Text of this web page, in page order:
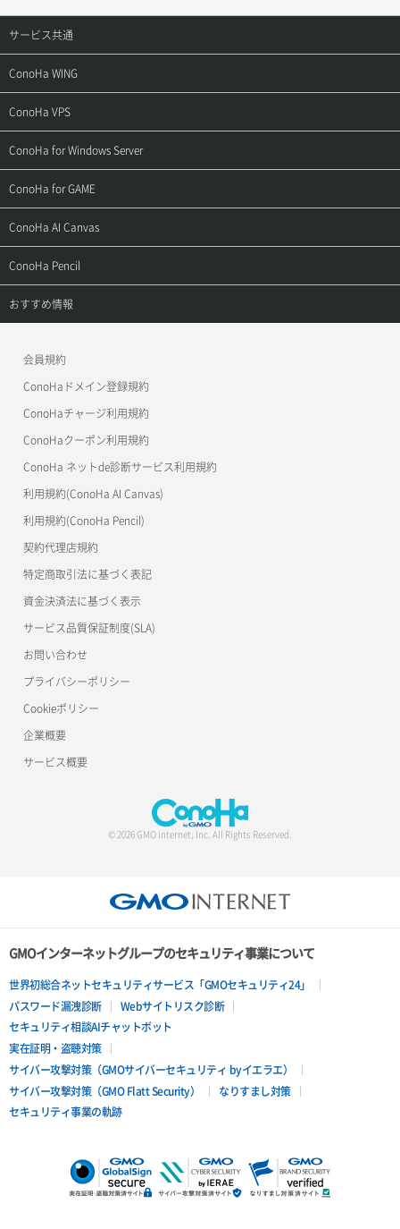
サービス共通
サポートトップ
ご契約・お支払い
用語集
お問い合わせ
ConoHa WING
サポートトップ
ご利用ガイド
お乗り換えガイド
よくある質問
ConoHa VPS
サポートトップ
ご利用ガイド
APIドキュメントVPS2.0
APIドキュメントVPS3.0
ConoHa for Windows Server
サポートトップ
ご利用ガイド
APIドキュメントVPS2.0
APIドキュメントVPS3.0
ConoHa for GAME
サポートトップ
ご利用ガイド
ConoHa AI Canvas
サポートトップ
ご利用ガイド
ConoHa Pencil
サポートトップ
おすすめ情報
美雲このは徹底ガイド
会員規約
ConoHaドメイン登録規約
ConoHaチャージ利用規約
ConoHaクーポン利用規約
ConoHa ネットde診断サービス利用規約
利用規約(ConoHa AI Canvas)
利用規約(ConoHa Pencil)
契約代理店規約
特定商取引法に基づく表記
資金決済法に基づく表示
サービス品質保証制度(SLA)
お問い合わせ
プライバシーポリシー
Cookieポリシー
企業概要
サービス概要
© 2026 GMO Internet, Inc. All Rights Reserved.
GMOインターネットグループのセキュリティ事業について
世界初総合ネットセキュリティサービス「GMOセキュリティ24」
パスワード漏洩診断
Webサイトリスク診断
セキュリティ相談AIチャットボット
実在証明・盗聴対策
サイバー攻撃対策（GMOサイバーセキュリティ byイエラエ）
サイバー攻撃対策（GMO Flatt Security）
なりすまし対策
セキュリティ事業の軌跡